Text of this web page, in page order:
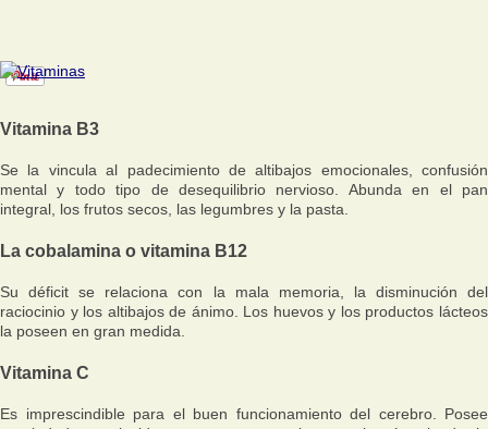
Vitamina B3
Se la vincula al padecimiento de altibajos emocionales, confusión
mental y todo tipo de desequilibrio nervioso. Abunda en el pan
integral, los frutos secos, las legumbres y la pasta.
La cobalamina o vitamina B12
Su déficit se relaciona con la mala memoria, la disminución del
raciocinio y los altibajos de ánimo. Los huevos y los productos lácteos
la poseen en gran medida.
Vitamina C
Es imprescindible para el buen funcionamiento del cerebro. Posee